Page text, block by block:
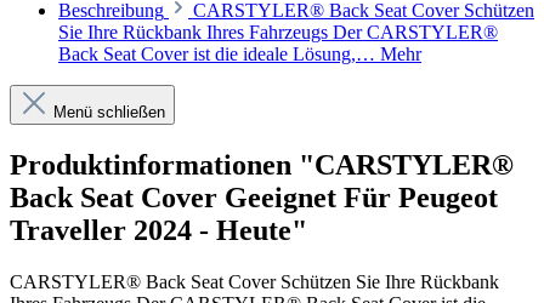
Beschreibung
CARSTYLER® Back Seat Cover Schützen
Sie Ihre Rückbank Ihres Fahrzeugs Der CARSTYLER®
Back Seat Cover ist die ideale Lösung,… Mehr
Menü schließen
Produktinformationen "CARSTYLER®
Back Seat Cover Geeignet Für Peugeot
Traveller 2024 - Heute"
CARSTYLER® Back Seat Cover Schützen Sie Ihre Rückbank